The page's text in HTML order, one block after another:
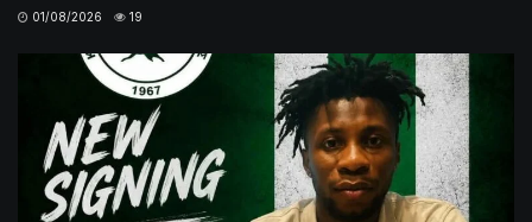
01/08/2026 19